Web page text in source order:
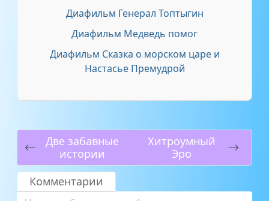
Диафильм Генерал Топтыгин
Диафильм Медведь помог
Диафильм Сказка о морском царе и
Настасье Премудрой
Две забавные
истории
Хитроумный
Эро
Комментарии